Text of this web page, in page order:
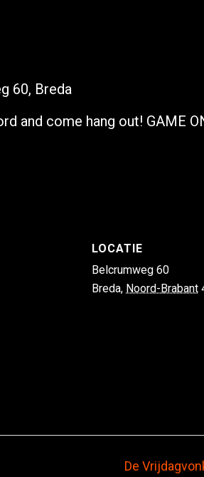
60, Breda
and come hang out! GAME
LOCATIE
Belcrumweg 60
Breda, Noord-Brabant
De